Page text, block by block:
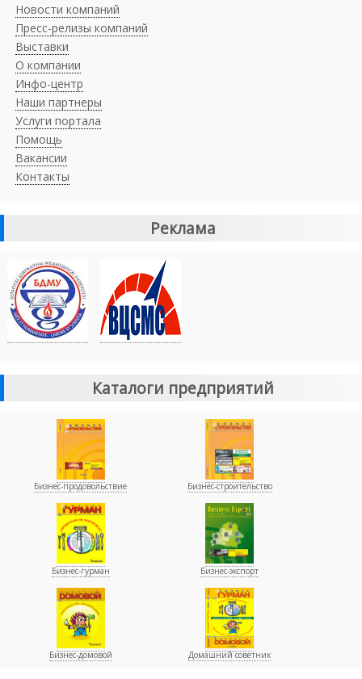
Новости компаний
Пресс-релизы компаний
Выставки
О компании
Инфо-центр
Наши партнеры
Услуги портала
Помощь
Вакансии
Контакты
Реклама
Каталоги предприятий
Бизнес-продовольствие Бизнес-строительство
Бизнес-гурман Бизнес-экспорт
Бизнес-домовой Домашний советник